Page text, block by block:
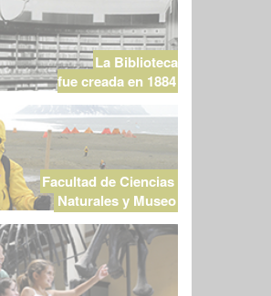
La Biblioteca
fue creada en 1884
Facultad de Ciencias
Naturales y Museo